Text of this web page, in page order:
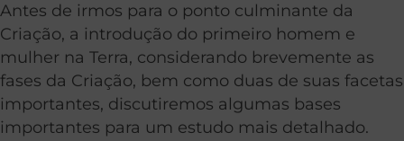
Antes de irmos para o ponto culminante da
Criação, a introdução do primeiro homem e
mulher na Terra, considerando brevemente as
fases da Criação, bem como duas de suas facetas
importantes, discutiremos algumas bases
importantes para um estudo mais detalhado.